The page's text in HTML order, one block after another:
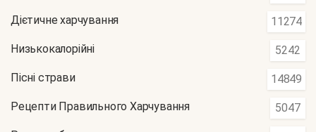
Дієтичне харчування 11274
Низькокалорійні 5242
Пісні страви 14849
Рецепти Правильного Харчування 5047